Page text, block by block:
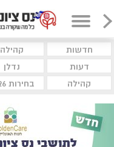
חדשות קהילה
דעות
נדלן
קהילה
בחירות 2026